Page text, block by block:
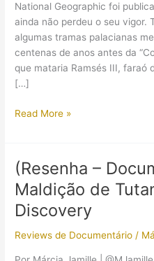
National Geographic foi
ainda não perdeu o seu vigor.
algumas tramas palacianas
centenas de anos antes da
que mataria Ramsés III, faraó
[…]
“Morte
National
Geographic
Read More »
(Resenha –
Maldição de
Discovery
Reviews de Documentário /